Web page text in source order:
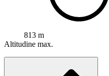
813 m
Altitudine max.